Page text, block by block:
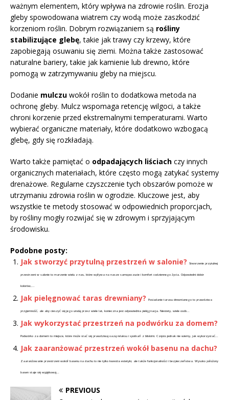
ważnym elementem, który wpływa na zdrowie roślin. Erozja
gleby spowodowana wiatrem czy wodą może zaszkodzić
korzeniom roślin. Dobrym rozwiązaniem są rośliny
stabilizujące glebę, takie jak trawy czy krzewy, które
zapobiegają osuwaniu się ziemi. Można także zastosować
naturalne bariery, takie jak kamienie lub drewno, które
pomogą w zatrzymywaniu gleby na miejscu.
Dodanie mulczu wokół roślin to dodatkowa metoda na
ochronę gleby. Mulcz wspomaga retencję wilgoci, a także
chroni korzenie przed ekstremalnymi temperaturami. Warto
wybierać organiczne materiały, które dodatkowo wzbogacą
glebę, gdy się rozkładają.
Warto także pamiętać o odpadających liściach czy innych
organicznych materiałach, które często mogą zatykać systemy
drenażowe. Regularne czyszczenie tych obszarów pomoże w
utrzymaniu zdrowia roślin w ogrodzie. Kluczowe jest, aby
wszystkie te metody stosować w odpowiednich proporcjach,
by rośliny mogły rozwijać się w zdrowym i sprzyjającym
środowisku.
Podobne posty:
Jak stworzyć przytulną przestrzeń w salonie?
Stworzenie przytulnej
przestrzeni w salonie to marzenie wielu z nas, które wpływa na nasze samopoczucie i komfort codziennego życia. Odpowiedni dobór
kolorów,...
Jak pielęgnować taras drewniany? Posiadanie tarasu drewnianego to prawdziwa
przyjemność, ale aby cieszyć się jego urodą przez wiele lat, konieczna jest odpowiednia pielęgnacja. Niestety, wiele osób...
Jak wykorzystać przestrzeń na podwórku za domem?
Podwórko za domem to miejsce, które może stać się prawdziwą oazą relaksu i spotkań z bliskimi. Często jednak nie wiemy, jak wykorzystać...
Jak zaaranżować przestrzeń wokół basenu na dachu?
Zaaranżowanie przestrzeni wokół basenu na dachu to nie tylko kwestia estetyki, ale także funkcjonalności i bezpieczeństwa. Wysoko położony
basen staje się wyjątkową...
PREVIOUS